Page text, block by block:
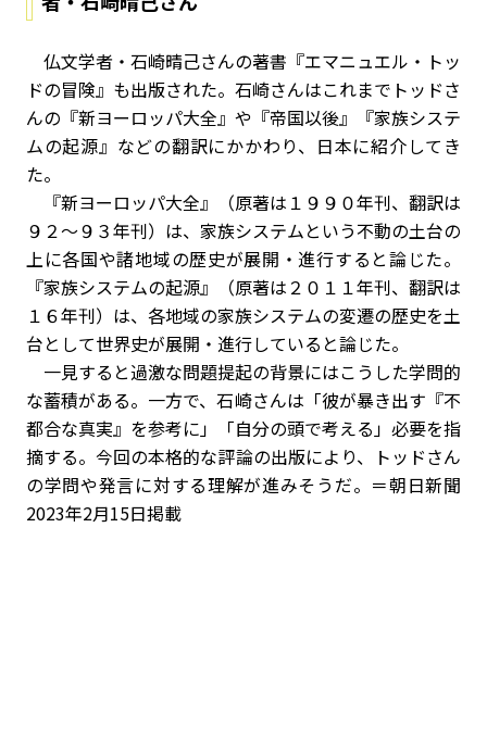
仏文学者・石崎晴己さんの著書『エマニュエル・トッ
ドの冒険』も出版された。石崎さんはこれまでトッドさ
んの『新ヨーロッパ大全』や『帝国以後』『家族システ
ムの起源』などの翻訳にかかわり、日本に紹介してき
た。
『新ヨーロッパ大全』（原著は１９９０年刊、翻訳は
９２～９３年刊）は、家族システムという不動の土台の
上に各国や諸地域の歴史が展開・進行すると論じた。
『家族システムの起源』（原著は２０１１年刊、翻訳は
１６年刊）は、各地域の家族システムの変遷の歴史を土
台として世界史が展開・進行していると論じた。
一見すると過激な問題提起の背景にはこうした学問的
な蓄積がある。一方で、石崎さんは「彼が暴き出す『不
都合な真実』を参考に」「自分の頭で考える」必要を指
摘する。今回の本格的な評論の出版により、トッドさん
の学問や発言に対する理解が進みそうだ。＝朝日新聞
2023年2月15日掲載